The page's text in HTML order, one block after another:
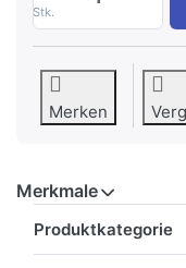
Stk.
Merken
Merkmale
Produktkategorie